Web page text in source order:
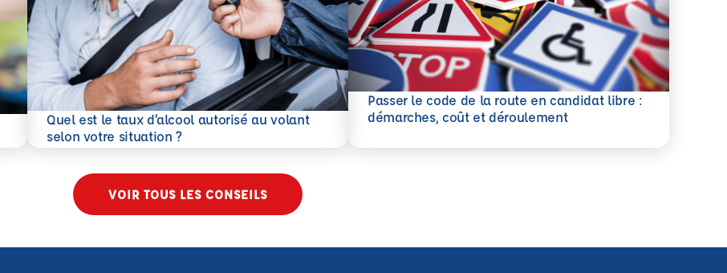
Quel est le taux d’alcool autorisé au volant
selon votre situation ?
En savoir plus
Passer le code de la route en candidat libre :
démarches, coût et déroulement
En savoir plus
VOIR TOUS LES CONSEILS